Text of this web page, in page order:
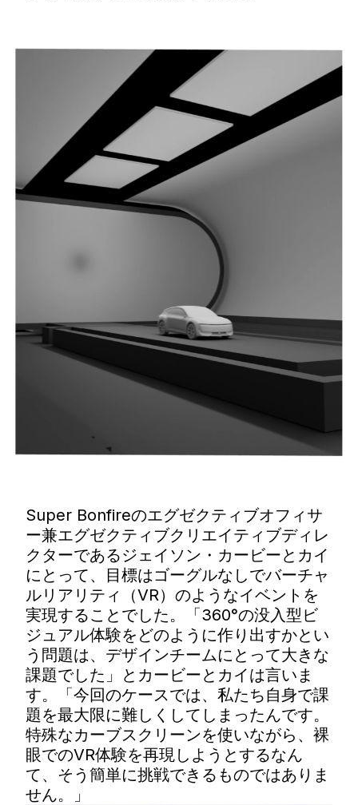
Super Bonfireのエグゼクティブオフィサ
ー兼エグゼクティブクリエイティブディレ
クターであるジェイソン・カービーとカイ
にとって、目標はゴーグルなしでバーチャ
ルリアリティ（VR）のようなイベントを
実現することでした。「360°の没入型ビ
ジュアル体験をどのように作り出すかとい
う問題は、デザインチームにとって大きな
課題でした」とカービーとカイは言いま
す。「今回のケースでは、私たち自身で課
題を最大限に難しくしてしまったんです。
特殊なカーブスクリーンを使いながら、裸
眼でのVR体験を再現しようとするなん
て、そう簡単に挑戦できるものではありま
せん。」